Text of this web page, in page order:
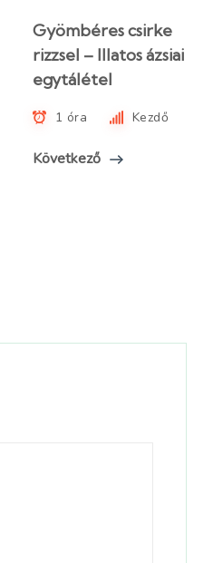
Gyömbéres csirke
rizzsel – Illatos ázsiai
egytálétel
1 óra Kezdő
Következő